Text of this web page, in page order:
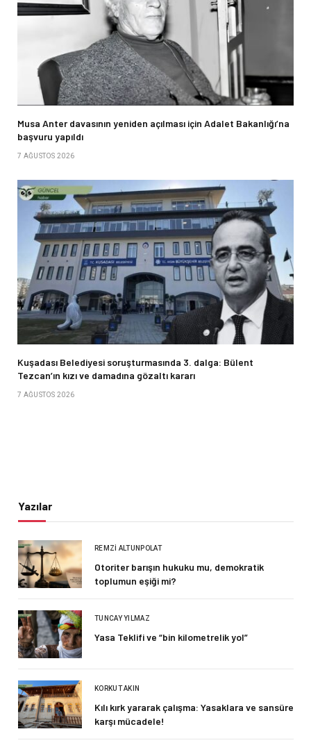
Musa Anter davasının yeniden açılması için Adalet Bakanlığı’na
başvuru yapıldı
7 AĞUSTOS 2026
Kuşadası Belediyesi soruşturmasında 3. dalga: Bülent
Tezcan’ın kızı ve damadına gözaltı kararı
7 AĞUSTOS 2026
Yazılar
REMZI ALTUNPOLAT
Otoriter barışın hukuku mu, demokratik
toplumun eşiği mi?
TUNCAY YILMAZ
Yasa Teklifi ve “bin kilometrelik yol”
KORKUT AKIN
Kılı kırk yararak çalışma: Yasaklara ve sansüre
karşı mücadele!